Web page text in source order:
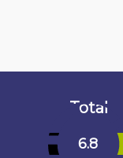
Total
6.8